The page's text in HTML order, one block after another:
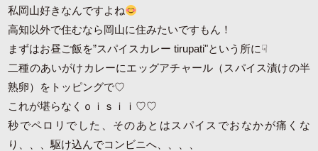
私岡山好きなんですよね
高知以外で住むなら岡山に住みたいですもん！
まずはお昼ご飯を”スパイスカレー tirupati"という所に☟
二種のあいがけカレーにエッグアチャール（スパイス漬けの半
熟卵）をトッピングで♡
これが堪らなくｏｉｓｉｉ♡♡
秒でペロリでした、そのあとはスパイスでおなかが痛くな
り、、、駆け込んでコンビニへ、、、、